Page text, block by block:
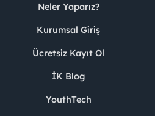
Neler Yaparız?
Kurumsal Giriş
Ücretsiz Kayıt Ol
İK Blog
YouthTech